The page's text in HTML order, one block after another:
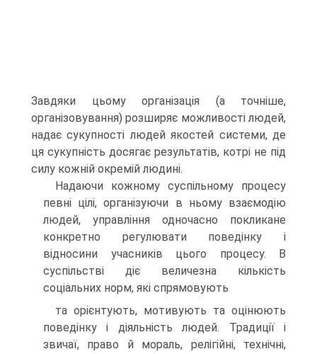
Завдяки цьому організація (а точніше,
організовування) розширяє можливості людей,
надає сукупності людей якостей системи, де
ця сукупність досягає результатів, котрі не під
силу кожній окремій людині.
Надаючи кожному суспільному процесу
певні цілі, організуючи в ньому взаємодію
людей, управління одночасно покликане
конкретно регулювати поведінку і
відносини учасників цього процесу. В
суспільстві діє величезна кількість
соціальних норм, які спрямовують
та орієнтують, мотивують та оцінюють
поведінку і діяльність людей. Традиції і
звичаї, право й мораль, релігійні, технічні,